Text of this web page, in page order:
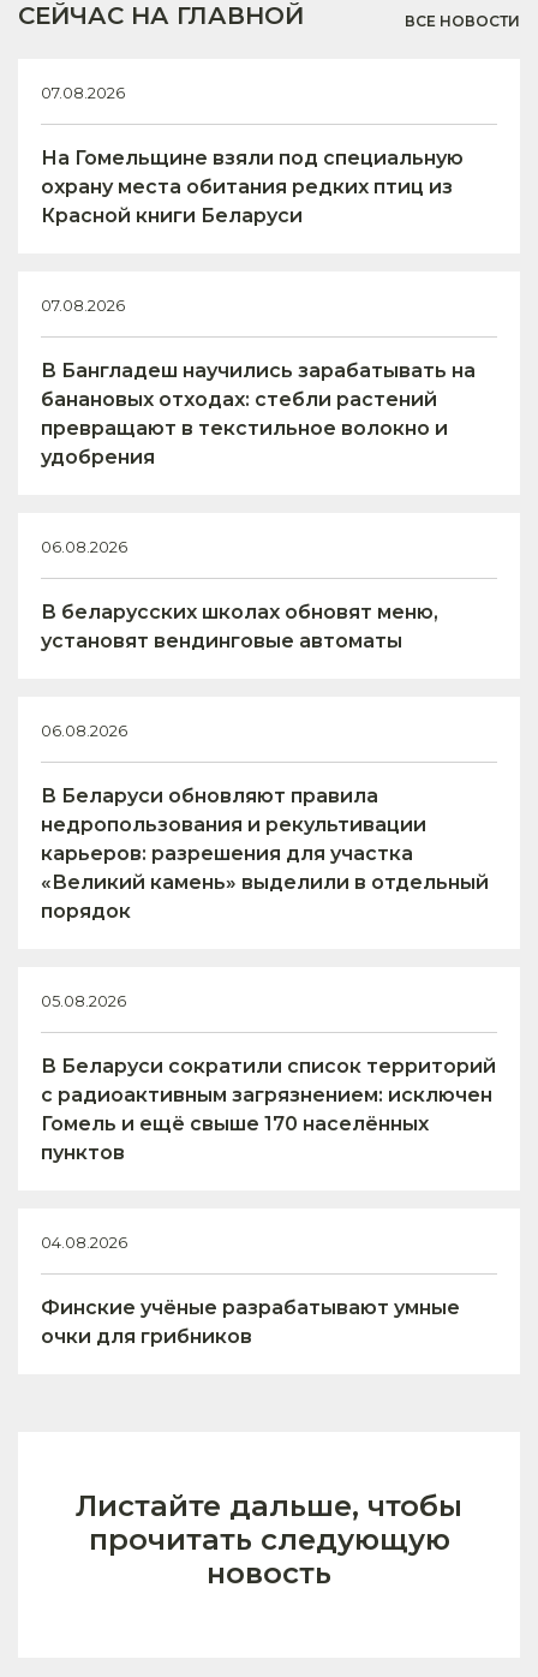
СЕЙЧАС НА ГЛАВНОЙ ВСЕ НОВОСТИ
07.08.2026
На Гомельщине взяли под специальную
охрану места обитания редких птиц из
Красной книги Беларуси
07.08.2026
В Бангладеш научились зарабатывать на
банановых отходах: стебли растений
превращают в текстильное волокно и
удобрения
06.08.2026
В беларусских школах обновят меню,
установят вендинговые автоматы
06.08.2026
В Беларуси обновляют правила
недропользования и рекультивации
карьеров: разрешения для участка
«Великий камень» выделили в отдельный
порядок
05.08.2026
В Беларуси сократили список территорий
с радиоактивным загрязнением: исключен
Гомель и ещё свыше 170 населённых
пунктов
04.08.2026
Финские учёные разрабатывают умные
очки для грибников
Листайте дальше, чтобы
прочитать следующую
новость